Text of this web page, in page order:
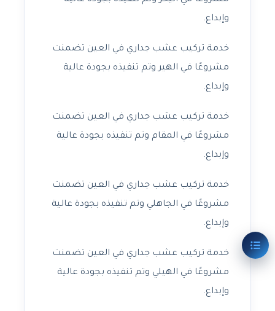
وإبداع.
خدمة تركيب عشب جداري في العين تضمنت
مشروعًا في الهير وتم تنفيذه بجودة عالية
وإبداع.
خدمة تركيب عشب جداري في العين تضمنت
مشروعًا في المقام وتم تنفيذه بجودة عالية
وإبداع.
خدمة تركيب عشب جداري في العين تضمنت
مشروعًا في الجاهلي وتم تنفيذه بجودة عالية
وإبداع.
خدمة تركيب عشب جداري في العين تضمنت
مشروعًا في الهيلي وتم تنفيذه بجودة عالية
وإبداع.